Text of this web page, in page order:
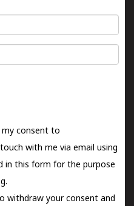
my consent to
with me via email using
in this form for the purpose
withdraw your consent and